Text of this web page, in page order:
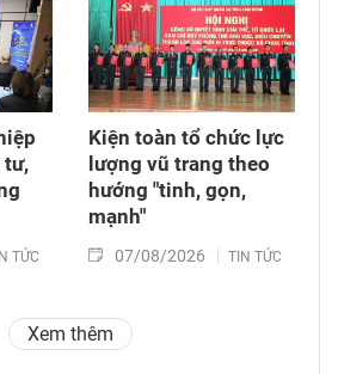
tư,
TỨC
Kiện toàn tổ chức lực
lượng vũ trang theo
hướng "tinh, gọn,
mạnh"
07/08/2026 TIN TỨC
Xem thêm